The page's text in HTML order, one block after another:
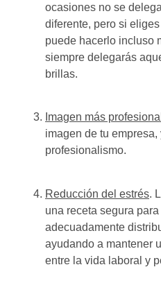
ocasiones no se
diferente, pero si
puede hacerlo incluso
siempre delegarás
brillas.
Imagen más profesional
imagen de tu
profesionalismo.
Reducción del estrés.
una receta segura
adecuadamente
ayudando a mantener
entre la vida laboral y